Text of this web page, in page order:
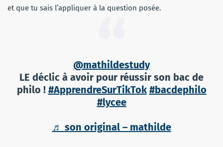
et que tu sais l’appliquer à la question posée.
@mathildestudy
LE déclic à avoir pour réussir son bac de
philo ! #ApprendreSurTikTok #bacdephilo
#lycee
♬ son original – mathilde